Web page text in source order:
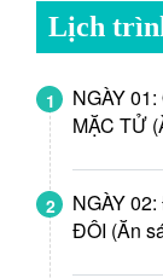
Lịch
1
NGÀY
MẶC TỬ
2
NGÀY
ĐÔI (Ăn